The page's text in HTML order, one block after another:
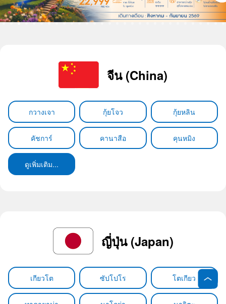
จีน (China)
กวางเจา กุ้ยโจว กุ้ยหลิน
คัชการ์ คานาสือ คุนหมิง
ดูเพิ่มเติม...
ญี่ปุ่น (Japan)
เกียวโต ซัปโปโร โตเกียว